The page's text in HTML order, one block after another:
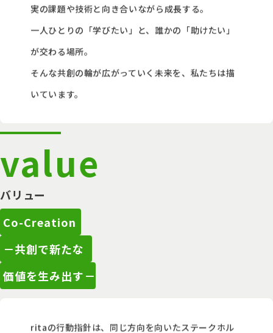
実の課題や技術と向き合いながら成長する。
一人ひとりの「学びたい」と、誰かの「助けたい」
が交わる場所。
そんな共創の輪が広がっていく未来を、私たちは描
いています。
value
バリュー
Co-Creation
－共創で新たな
価値を生み出す－
ritaの行動指針は、同じ方向を向いたステークホル